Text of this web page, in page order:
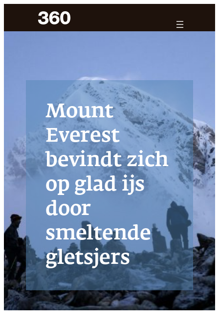
Mount
Everest
bevindt zich
op glad ijs
door
smeltende
gletsjers